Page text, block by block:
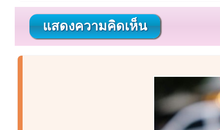
แสดงความคิดเห็น